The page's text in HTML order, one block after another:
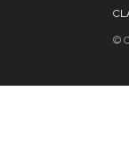
©